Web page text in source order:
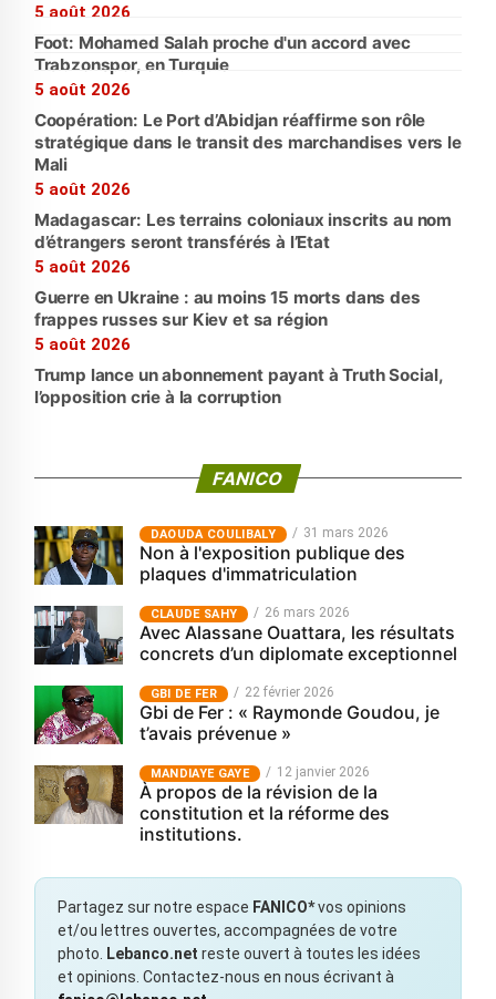
5 août 2026
Foot: Mohamed Salah proche d'un accord avec
Trabzonspor, en Turquie
5 août 2026
Coopération: Le Port d’Abidjan réaffirme son rôle
stratégique dans le transit des marchandises vers le
Mali
5 août 2026
Madagascar: Les terrains coloniaux inscrits au nom
d’étrangers seront transférés à l’Etat
5 août 2026
Guerre en Ukraine : au moins 15 morts dans des
frappes russes sur Kiev et sa région
5 août 2026
Trump lance un abonnement payant à Truth Social,
l’opposition crie à la corruption
FANICO
‎DAOUDA COULIBALY 31 mars 2026
Non à l'exposition publique des
plaques d'immatriculation
CLAUDE SAHY 26 mars 2026
Avec Alassane Ouattara, les résultats
concrets d’un diplomate exceptionnel
GBI DE FER 22 février 2026
Gbi de Fer : « Raymonde Goudou, je
t’avais prévenue »
MANDIAYE GAYE 12 janvier 2026
À propos de la révision de la
constitution et la réforme des
institutions.
Partagez sur notre espace FANICO*vos opinions
et/ou lettres ouvertes, accompagnées de votre
photo.
Lebanco.net reste ouvert à toutes les idées
et opinions. Contactez-nous en nous écrivant à